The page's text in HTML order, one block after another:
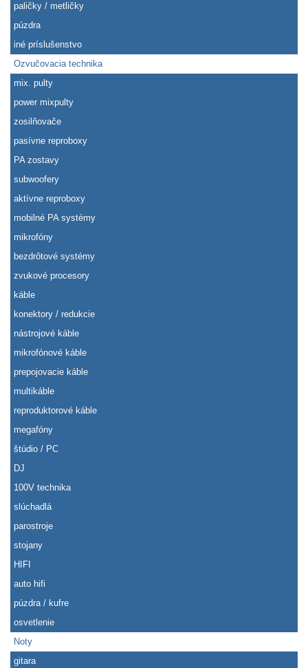
paličky / metličky
púzdra
iné príslušenstvo
Ozvučovacia technika
mix. pulty
power mixpulty
zosilňovače
pasívne reproboxy
PA zostavy
subwoofery
aktívne reproboxy
mobilné PA systémy
mikrofóny
bezdrôtové systémy
zvukové procesory
káble
konektory / redukcie
nástrojové káble
mikrofónové káble
prepojovacie káble
multikáble
reproduktorové káble
megafóny
štúdio / PC
DJ
100V technika
slúchadlá
parostroje
stojany
HIFI
auto hifi
púzdra / kufre
osvetlenie
Noty
gitara